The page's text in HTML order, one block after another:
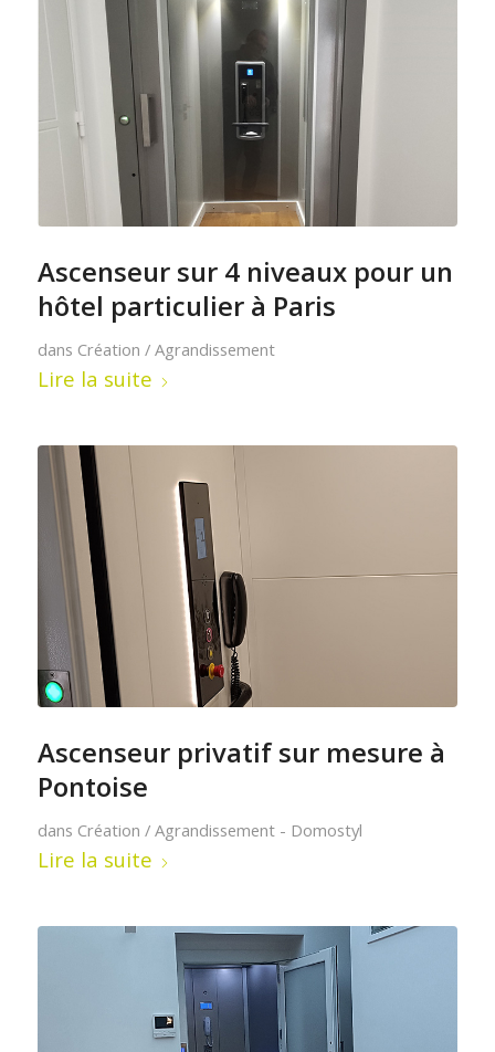
Ascenseur sur 4 niveaux pour un
hôtel particulier à Paris
dans Création / Agrandissement
Lire la suite
Ascenseur privatif sur mesure à
Pontoise
dans Création / Agrandissement - Domostyl
Lire la suite